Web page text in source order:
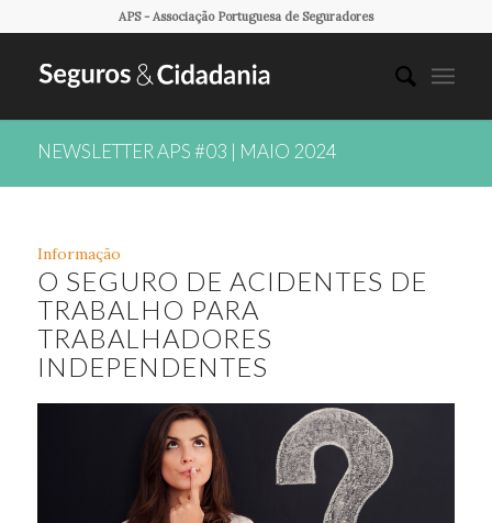
APS - Associação Portuguesa de Seguradores
NEWSLETTER APS #03 | MAIO 2024
Informação
O SEGURO DE ACIDENTES DE
TRABALHO PARA
TRABALHADORES
INDEPENDENTES